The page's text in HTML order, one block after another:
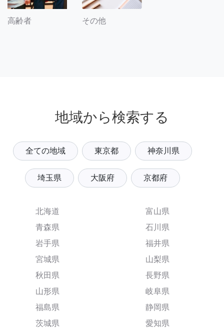
高齢者 その他
地域から検索する
全ての地域 東京都 神奈川県
埼玉県 大阪府 京都府
北海道
青森県
岩手県
宮城県
秋田県
山形県
福島県
茨城県
富山県
石川県
福井県
山梨県
長野県
岐阜県
静岡県
愛知県